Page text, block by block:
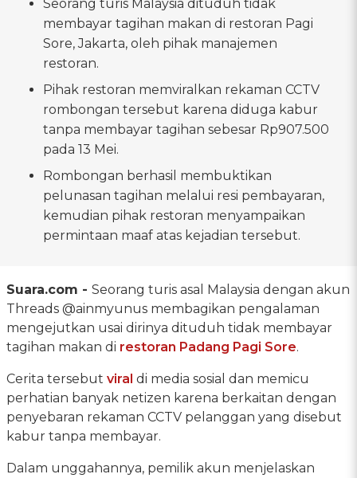
Seorang turis Malaysia dituduh tidak
membayar tagihan makan di restoran Pagi
Sore, Jakarta, oleh pihak manajemen
restoran.
Pihak restoran memviralkan rekaman CCTV
rombongan tersebut karena diduga kabur
tanpa membayar tagihan sebesar Rp907.500
pada 13 Mei.
Rombongan berhasil membuktikan
pelunasan tagihan melalui resi pembayaran,
kemudian pihak restoran menyampaikan
permintaan maaf atas kejadian tersebut.
Suara.com - Seorang turis asal Malaysia dengan akun
Threads @ainmyunus membagikan pengalaman
mengejutkan usai dirinya dituduh tidak membayar
tagihan makan di restoran Padang Pagi Sore.
Cerita tersebut viral di media sosial dan memicu
perhatian banyak netizen karena berkaitan dengan
penyebaran rekaman CCTV pelanggan yang disebut
kabur tanpa membayar.
Dalam unggahannya, pemilik akun menjelaskan